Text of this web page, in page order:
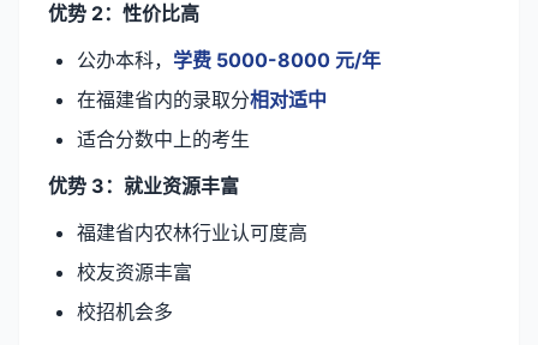
优势 2：性价比高
公办本科， 学费 5000-8000 元/年
在福建省内的录取分相对适中
适合分数中上的考生
优势 3：就业资源丰富
福建省内农林行业认可度高
校友资源丰富
校招机会多